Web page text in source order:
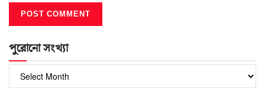
পুরোনো সংখ্যা
পুরোনো
সংখ্যা